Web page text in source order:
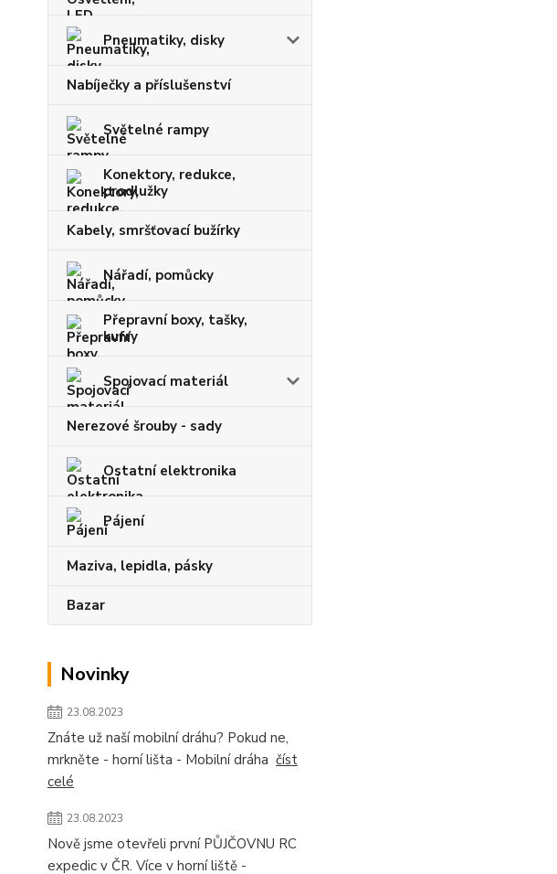
Pneumatiky, disky
Nabíječky a příslušenství
Světelné rampy
Konektory, redukce,
prodlužky
Kabely, smršťovací bužírky
Nářadí, pomůcky
Přepravní boxy, tašky,
kufry
Spojovací materiál
Nerezové šrouby - sady
Ostatní elektronika
Pájení
Maziva, lepidla, pásky
Bazar
Novinky
23.08.2023
Znáte už naší mobilní dráhu? Pokud ne,
mrkněte - horní lišta - Mobilní dráha číst
celé
23.08.2023
Nově jsme otevřeli první PŮJČOVNU RC
expedic v ČR. Více v horní liště -